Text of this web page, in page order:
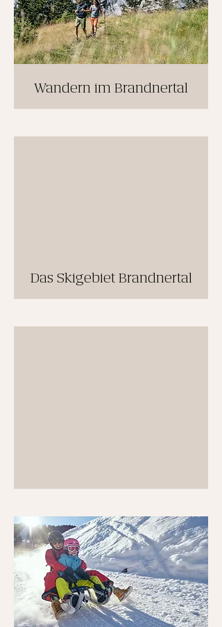
Wandern im Brandnertal
Das Skigebiet Brandnertal